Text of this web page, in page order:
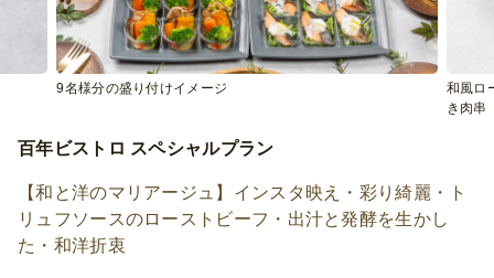
9名様分の盛り付けイメージ
和風ロ
き肉串
百年ビストロ スペシャルプラン
【和と洋のマリアージュ】インスタ映え・彩り綺麗・ト
リュフソースのローストビーフ・出汁と発酵を生かし
た・和洋折衷